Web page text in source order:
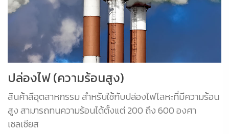
ปล่องไฟ (ความร้อนสูง)
สินค้าสีอุตสาหกรรม สำหรับใช้กับปล่องไฟโลหะที่มีความร้อน
สูง สามารถทนความร้อนได้ตั้งแต่ 200 ถึง 600 องศา
เซลเซียส